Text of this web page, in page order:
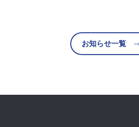
お知らせ一覧